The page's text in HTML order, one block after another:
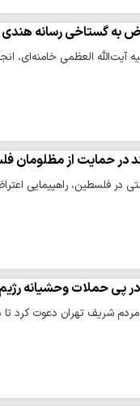
به گستاخی رسانه‌ هندی
العظمی خامنه‌ای،
در حمایت از مظلومان
فلسطین، راهپیمایی
پی حملات وحشیانه
شریف تهران دعوت کرد